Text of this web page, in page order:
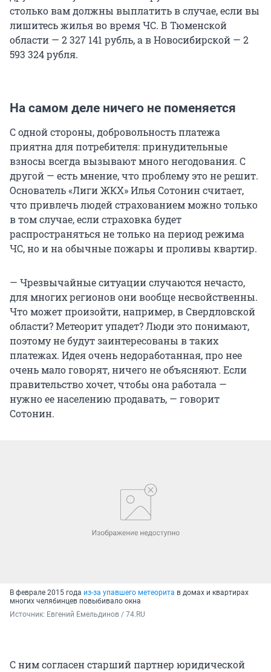
столько вам должны выплатить в случае, если вы
лишитесь жилья во время ЧС. В Тюменской
области — 2 327 141 рубль, а в Новосибирской — 2
593 324 рубля.
На самом деле ничего не поменяется
С одной стороны, добровольность платежа
приятна для потребителя: принудительные
взносы всегда вызывают много негодования. С
другой — есть мнение, что проблему это не решит.
Основатель «Лиги ЖКХ» Илья Сотонин считает,
что привлечь людей страхованием можно только
в том случае, если страховка будет
распространяться не только на период режима
ЧС, но и на обычные пожары и проливы квартир.
— Чрезвычайные ситуации случаются нечасто,
для многих регионов они вообще несвойственны.
Что может произойти, например, в Свердловской
области? Метеорит упадет? Люди это понимают,
поэтому не будут заинтересованы в таких
платежах. Идея очень недоработанная, про нее
очень мало говорят, ничего не объясняют. Если
правительство хочет, чтобы она работала —
нужно ее населению продавать, — говорит
Сотонин.
В феврале 2015 года из-за упавшего метеорита в домах и квартирах
многих челябинцев повыбивало окна
Источник: Евгений Емельдинов / 74.RU
С ним согласен старший партнер юридической